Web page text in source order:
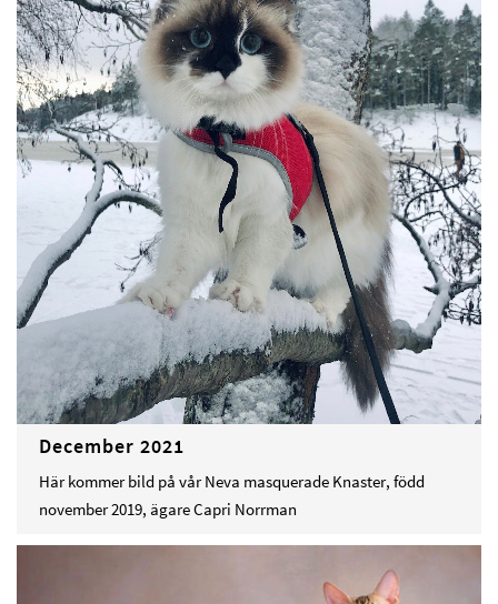
December 2021
Här kommer bild på vår Neva masquerade Knaster, född
november 2019, ägare Capri Norrman